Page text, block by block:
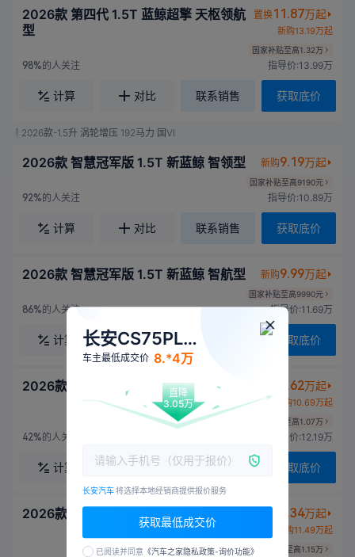
2026款 第四代 1.5T 蓝鲸超擎 天枢领航
型
置换11.87万起
新购13.19万起
国家补贴至高1.32万
98%的人关注 指导价:13.99万
计算 对比 联系销售 获取底价
2026款-1.5升 涡轮增压 192马力 国VI
2026款 智慧冠军版 1.5T 新蓝鲸 智领型 新购9.19万起
国家补贴至高9190元
92%的人关注 指导价:10.89万
计算 对比 联系销售 获取底价
2026款 智慧冠军版 1.5T 新蓝鲸 智航型 新购9.99万起
国家补贴至高9990元
86%的人关注 指导价:11.69万
计算 对比 获取底价
2026款 第四代 1.5T 新蓝鲸 尊享型 9.62万起
新购10.69万起
国家补贴至高1.07万
42%的人关注 指导价:12.19万
计算 对比 联系销售 获取底价
2026款 第四代 1.5T 新蓝鲸 天枢旗舰型 10.34万起
新购11.49万起
国家补贴至高1.15万
长安CS75PLUS
车主最低成交价 8.*4万
直降
3.05万
长安汽车将选择本地经销商提供报价服务
获取最低成交价
已阅读并同意 《汽车之家隐私政策-询价功能》